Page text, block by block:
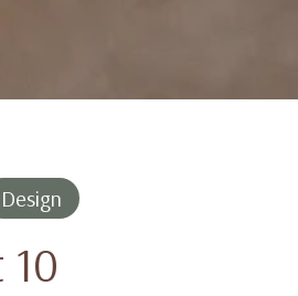
Design
10